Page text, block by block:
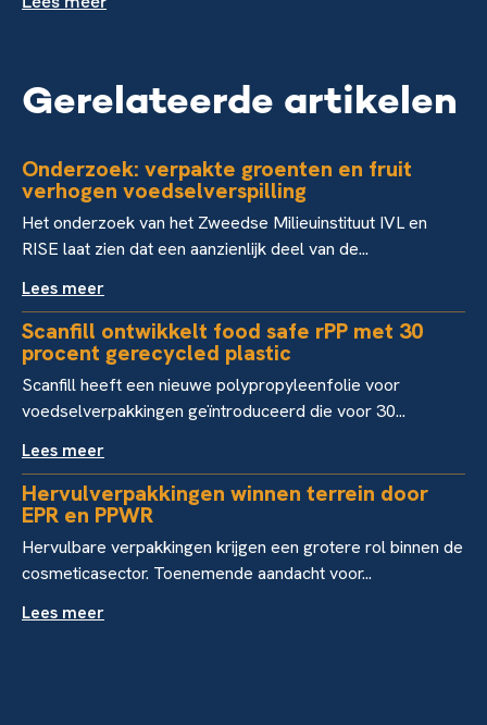
Lees meer
Gerelateerde artikelen
Onderzoek: verpakte groenten en fruit
verhogen voedselverspilling
Het onderzoek van het Zweedse Milieuinstituut IVL en
RISE laat zien dat een aanzienlijk deel van de...
Lees meer
Scanfill ontwikkelt food safe rPP met 30
procent gerecycled plastic
Scanfill heeft een nieuwe polypropyleenfolie voor
voedselverpakkingen geïntroduceerd die voor 30...
Lees meer
Hervulverpakkingen winnen terrein door
EPR en PPWR
Hervulbare verpakkingen krijgen een grotere rol binnen de
cosmeticasector. Toenemende aandacht voor...
Lees meer